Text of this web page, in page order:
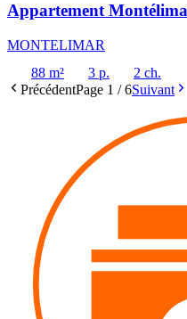
Appartement
MONTELIMAR
88 m²
3 p.
2 ch.
PrécédentPage 1 /6Suivant